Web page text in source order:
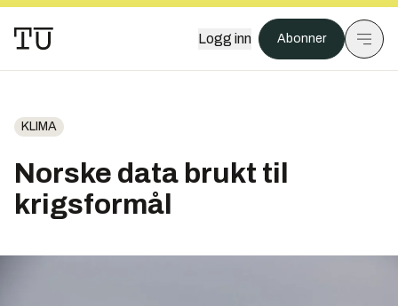
Logg inn Abonner
KLIMA
Norske data brukt til
krigsformål